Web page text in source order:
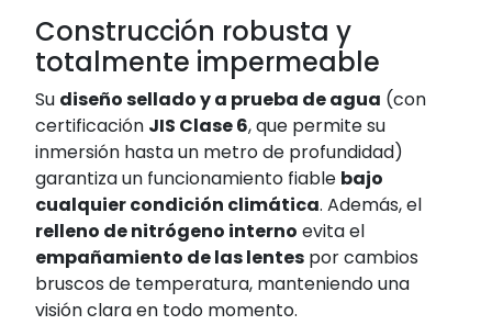
Construcción robusta y
totalmente impermeable
Su diseño sellado y a prueba de agua (con
certificación JIS Clase 6, que permite su
inmersión hasta un metro de profundidad)
garantiza un funcionamiento fiable bajo
cualquier condición climática. Además, el
relleno de nitrógeno interno evita el
empañamiento de las lentes por cambios
bruscos de temperatura, manteniendo una
visión clara en todo momento.